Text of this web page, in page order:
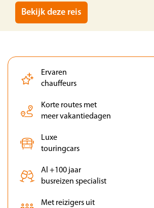
Bekijk deze reis
Ervaren
chauffeurs
Korte routes met
meer vakantiedagen
Luxe
touringcars
Al +100 jaar
busreizen specialist
Met reizigers uit